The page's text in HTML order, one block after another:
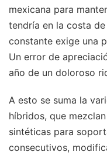
mexicana para
tendría en la costa
constante exige una
Un error de
año de un doloroso
A esto se suma la
híbridos, que
sintéticas para
consecutivos,